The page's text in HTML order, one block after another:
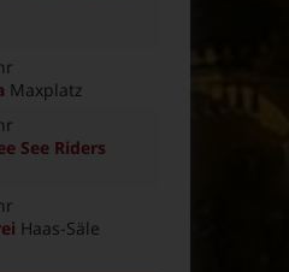
Maxplatz
See Riders
Haas-Säle